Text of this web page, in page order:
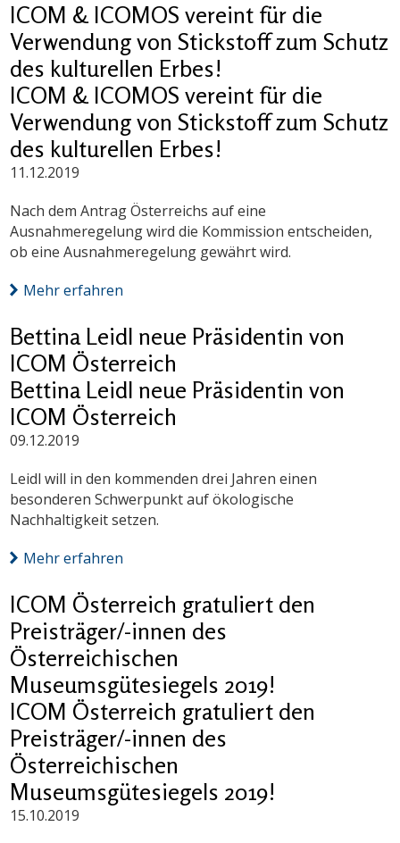
ICOM & ICOMOS vereint für die
Verwendung von Stickstoff zum Schutz
des kulturellen Erbes!
ICOM & ICOMOS vereint für die
Verwendung von Stickstoff zum Schutz
des kulturellen Erbes!
11.12.2019
Nach dem Antrag Österreichs auf eine
Ausnahmeregelung wird die Kommission entscheiden,
ob eine Ausnahmeregelung gewährt wird.
Mehr erfahren
Bettina Leidl neue Präsidentin von
ICOM Österreich
Bettina Leidl neue Präsidentin von
ICOM Österreich
09.12.2019
Leidl will in den kommenden drei Jahren einen
besonderen Schwerpunkt auf ökologische
Nachhaltigkeit setzen.
Mehr erfahren
ICOM Österreich gratuliert den
Preisträger/-innen des
Österreichischen
Museumsgütesiegels 2019!
ICOM Österreich gratuliert den
Preisträger/-innen des
Österreichischen
Museumsgütesiegels 2019!
15.10.2019